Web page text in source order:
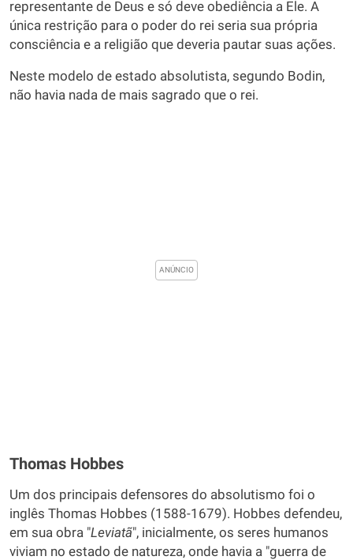
representante de Deus e só deve obediência a Ele. A
única restrição para o poder do rei seria sua própria
consciência e a religião que deveria pautar suas ações.
Neste modelo de estado absolutista, segundo Bodin,
não havia nada de mais sagrado que o rei.
Thomas Hobbes
Um dos principais defensores do absolutismo foi o
inglês Thomas Hobbes (1588-1679). Hobbes defendeu,
em sua obra "Leviatã", inicialmente, os seres humanos
viviam no estado de natureza, onde havia a "guerra de